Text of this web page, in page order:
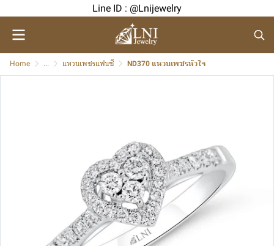
Line ID : @Lnijewelry
Home ... แหวนเพชรแฟนซี ND370 แหวนเพชรหัวใจ